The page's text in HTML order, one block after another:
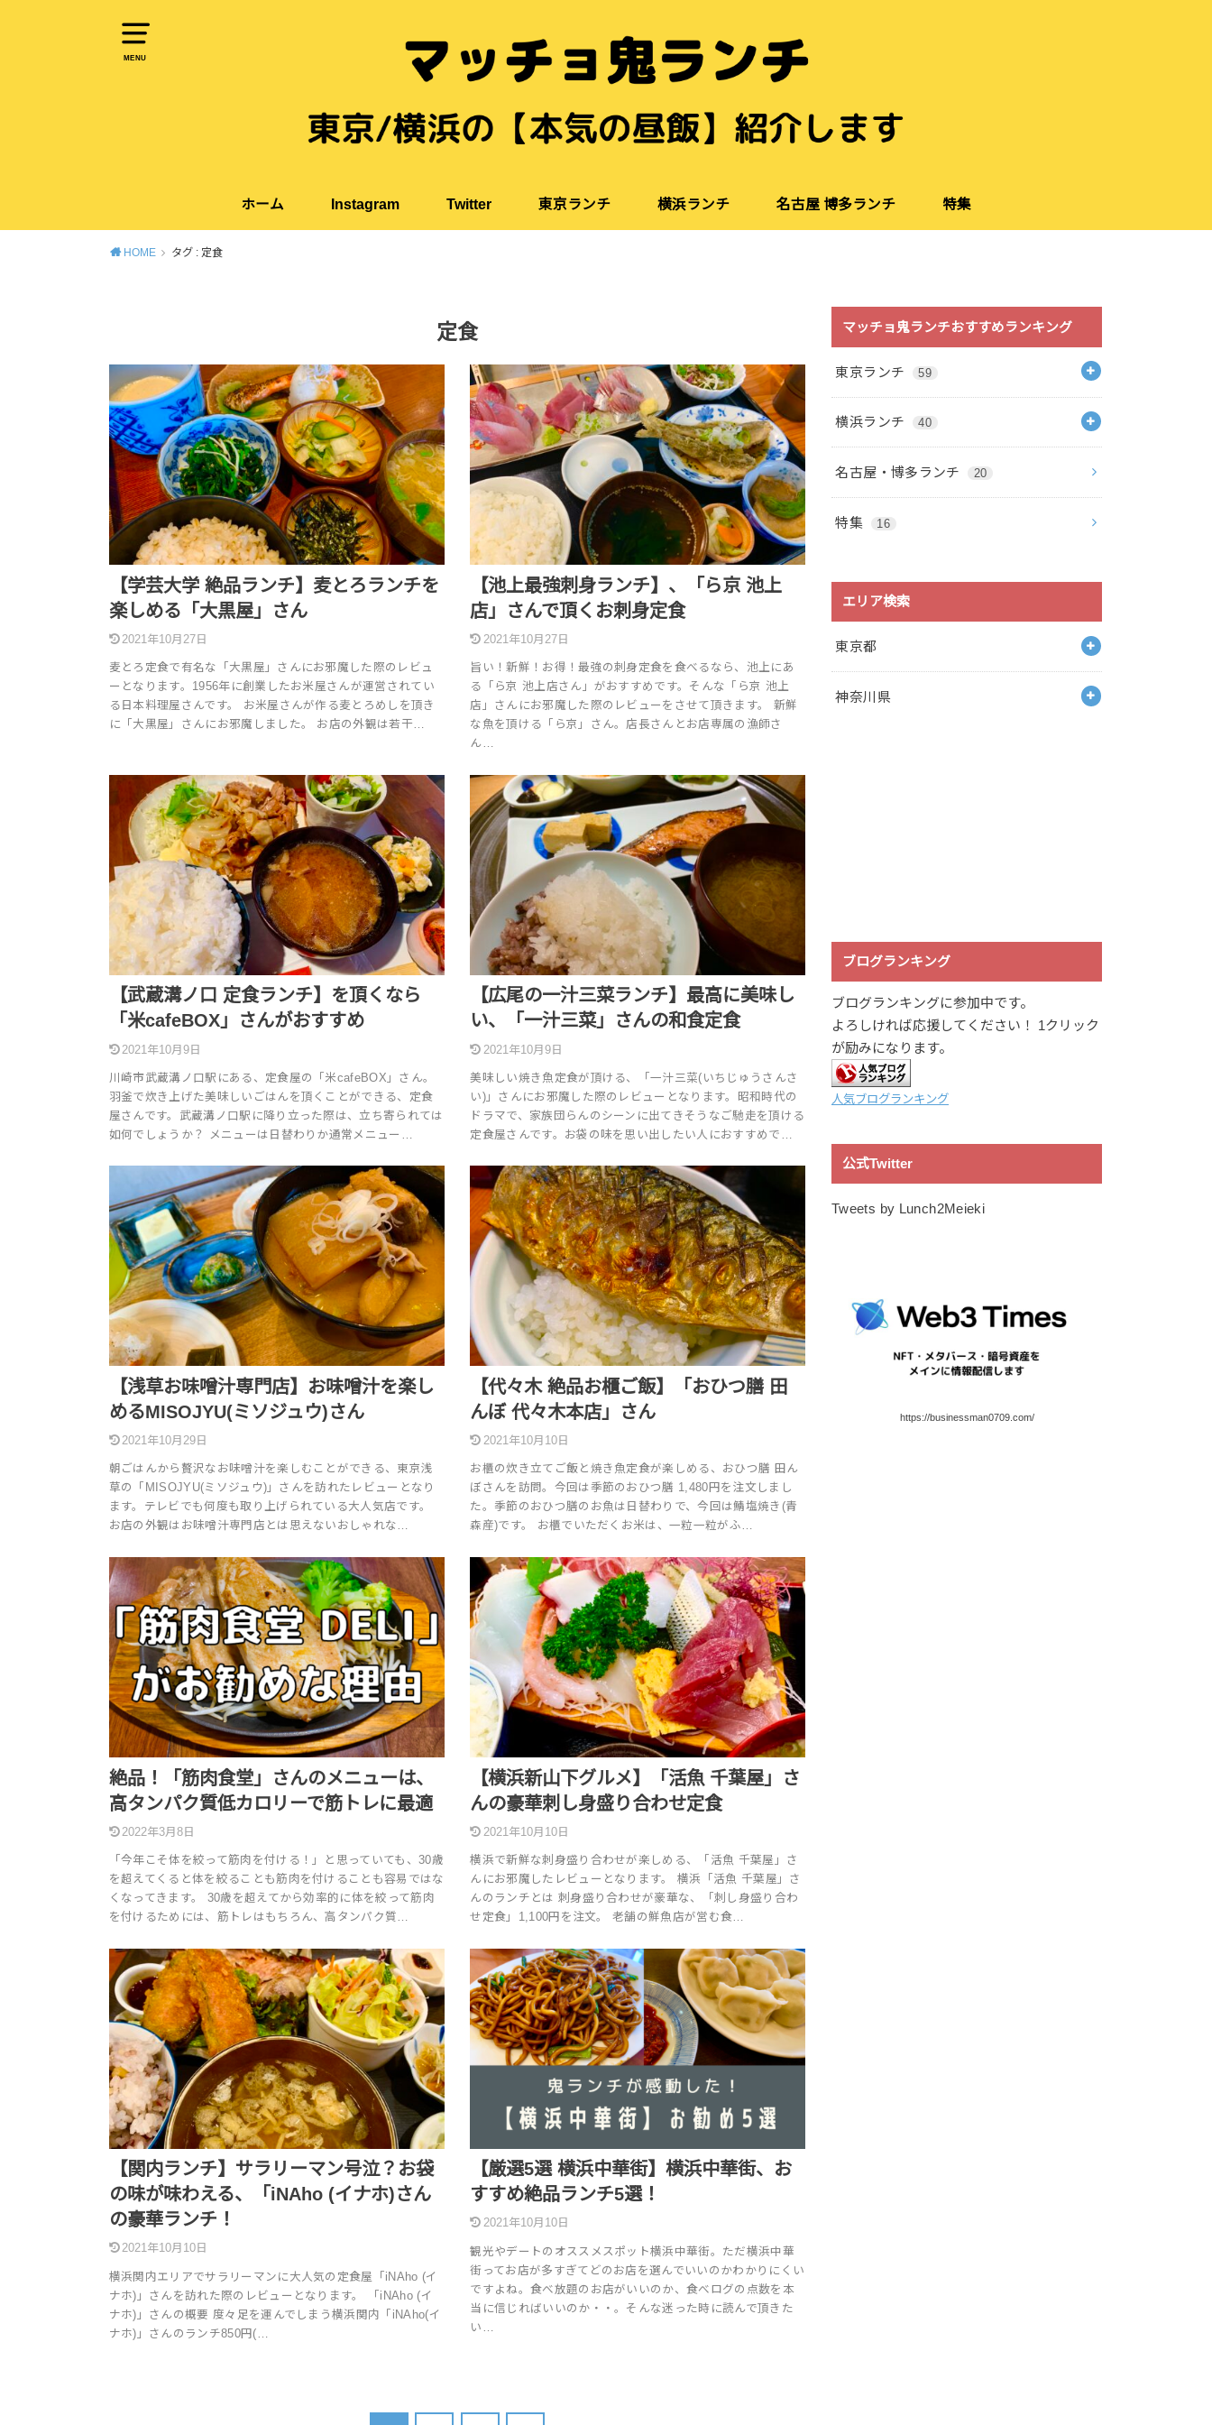
MENU
ホーム Instagram Twitter 東京ランチ 横浜ランチ 名古屋 博多ランチ 特集
HOME タグ : 定食
定食
【学芸大学 絶品ランチ】麦とろランチを
楽しめる「大黒屋」さん
2021年10月27日
麦とろ定食で有名な「大黒屋」さんにお邪魔した際のレビュ
ーとなります。1956年に創業したお米屋さんが運営されてい
る日本料理屋さんです。 お米屋さんが作る麦とろめしを頂き
に「大黒屋」さんにお邪魔しました。 お店の外観は若干…
【池上最強刺身ランチ】、「ら京 池上
店」さんで頂くお刺身定食
2021年10月27日
旨い！新鮮！お得！最強の刺身定食を食べるなら、池上にあ
る「ら京 池上店さん」がおすすめです。そんな「ら京 池上
店」さんにお邪魔した際のレビューをさせて頂きます。 新鮮
な魚を頂ける「ら京」さん。店長さんとお店専属の漁師さ
ん…
【武蔵溝ノ口 定食ランチ】を頂くなら
「米cafeBOX」さんがおすすめ
2021年10月9日
川崎市武蔵溝ノ口駅にある、定食屋の「米cafeBOX」さん。
羽釜で炊き上げた美味しいごはんを頂くことができる、定食
屋さんです。武蔵溝ノ口駅に降り立った際は、立ち寄られては
如何でしょうか？ メニューは日替わりか通常メニュー…
【広尾の一汁三菜ランチ】最高に美味し
い、「一汁三菜」さんの和食定食
2021年10月9日
美味しい焼き魚定食が頂ける、「一汁三菜(いちじゅうさんさ
い)」さんにお邪魔した際のレビューとなります。昭和時代の
ドラマで、家族団らんのシーンに出てきそうなご馳走を頂ける
定食屋さんです。お袋の味を思い出したい人におすすめで…
【浅草お味噌汁専門店】お味噌汁を楽し
めるMISOJYU(ミソジュウ)さん
2021年10月29日
朝ごはんから贅沢なお味噌汁を楽しむことができる、東京浅
草の「MISOJYU(ミソジュウ)」さんを訪れたレビューとなり
ます。テレビでも何度も取り上げられている大人気店です。
お店の外観はお味噌汁専門店とは思えないおしゃれな…
【代々木 絶品お櫃ご飯】「おひつ膳 田
んぼ 代々木本店」さん
2021年10月10日
お櫃の炊き立てご飯と焼き魚定食が楽しめる、おひつ膳 田ん
ぼさんを訪問。今回は季節のおひつ膳 1,480円を注文しまし
た。季節のおひつ膳のお魚は日替わりで、今回は鯖塩焼き(青
森産)です。 お櫃でいただくお米は、一粒一粒がふ…
絶品！「筋肉食堂」さんのメニューは、
高タンパク質低カロリーで筋トレに最適
2022年3月8日
「今年こそ体を絞って筋肉を付ける！」と思っていても、30歳
を超えてくると体を絞ることも筋肉を付けることも容易ではな
くなってきます。 30歳を超えてから効率的に体を絞って筋肉
を付けるためには、筋トレはもちろん、高タンパク質…
【横浜新山下グルメ】「活魚 千葉屋」さ
んの豪華刺し身盛り合わせ定食
2021年10月10日
横浜で新鮮な刺身盛り合わせが楽しめる、「活魚 千葉屋」さ
んにお邪魔したレビューとなります。 横浜「活魚 千葉屋」さ
んのランチとは 刺身盛り合わせが豪華な、「刺し身盛り合わ
せ定食」1,100円を注文。 老舗の鮮魚店が営む食…
【関内ランチ】サラリーマン号泣？お袋
の味が味わえる、「iNAho (イナホ)さん
の豪華ランチ！
2021年10月10日
横浜関内エリアでサラリーマンに大人気の定食屋「iNAho (イ
ナホ)」さんを訪れた際のレビューとなります。 「iNAho (イ
ナホ)」さんの概要 度々足を運んでしまう横浜関内「iNAho(イ
ナホ)」さんのランチ850円(…
【厳選5選 横浜中華街】横浜中華街、お
すすめ絶品ランチ5選！
2021年10月10日
観光やデートのオススメスポット横浜中華街。ただ横浜中華
街ってお店が多すぎてどのお店を選んでいいのかわかりにくい
ですよね。食べ放題のお店がいいのか、食べログの点数を本
当に信じればいいのか・・。そんな迷った時に読んで頂きた
い…
マッチョ鬼ランチおすすめランキング
東京ランチ 59
横浜ランチ 40
名古屋・博多ランチ 20
特集 16
エリア検索
東京都
神奈川県
ブログランキング
ブログランキングに参加中です。
よろしければ応援してください！ 1クリック
が励みになります。
人気ブログランキング
公式Twitter
Tweets by Lunch2Meieki
https://businessman0709.com/